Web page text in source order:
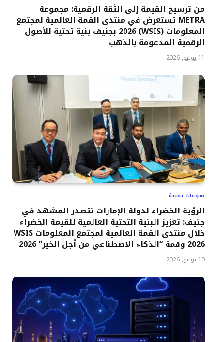
من ترسيخ القيمة إلى الثقة الرقمية: مجموعة
METRA تستعرض في منتدى القمة العالمية لمجتمع
المعلومات (WSIS) 2026 بجنيف بنية تحتية للأصول
الرقمية المدعومة بالذهب
11 يوليو, 2026
منوعات تقنية
الرؤية الخضراء لدولة الإمارات تتصدر المشهد في
جنيف: تعزيز البنية التحتية العالمية للقيمة الخضراء
خلال منتدى القمة العالمية لمجتمع المعلومات WSIS
2026 وقمة “الذكاء الاصطناعي من أجل الخير” 2026
10 يوليو, 2026